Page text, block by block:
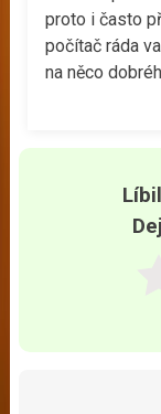
proto i často
počítač ráda
na něco